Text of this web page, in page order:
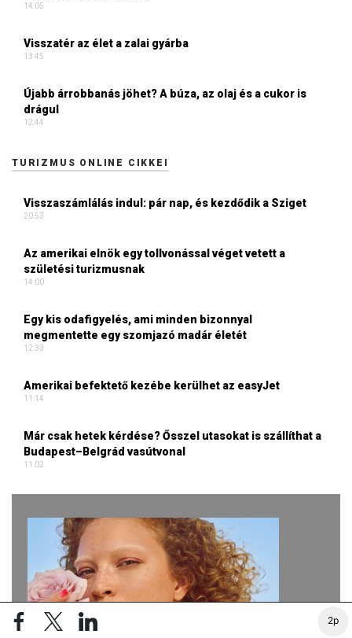
2p
14:05
Visszatér az élet a zalai gyárba
13:45
Újabb árrobbanás jöhet? A búza, az olaj és a cukor is
drágul
12:44
TURIZMUS ONLINE CIKKEI
Visszaszámlálás indul: pár nap, és kezdődik a Sziget
20:53
Az amerikai elnök egy tollvonással véget vetett a
születési turizmusnak
14:00
Egy kis odafigyelés, ami minden bizonnyal
megmentette egy szomjazó madár életét
12:33
Amerikai befektető kezébe kerülhet az easyJet
11:14
Már csak hetek kérdése? Ősszel utasokat is szállíthat a
Budapest–Belgrád vasútvonal
11:02